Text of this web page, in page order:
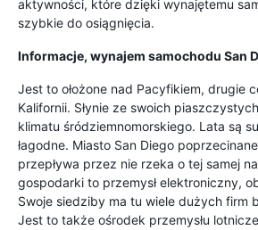
aktywności, które dzięki wynajętemu
szybkie do osiągnięcia.
Informacje, wynajem samochodu San
Jest to ołożone nad Pacyfikiem, drugie
Kalifornii. Słynie ze swoich
klimatu śródziemnomorskiego. Lata są
łagodne. Miasto San Diego
przepływa przez nie rzeka o tej samej
gospodarki to przemysł elektroniczny,
Swoje siedziby ma tu wiele dużych firm
Jest to także ośrodek przemysłu